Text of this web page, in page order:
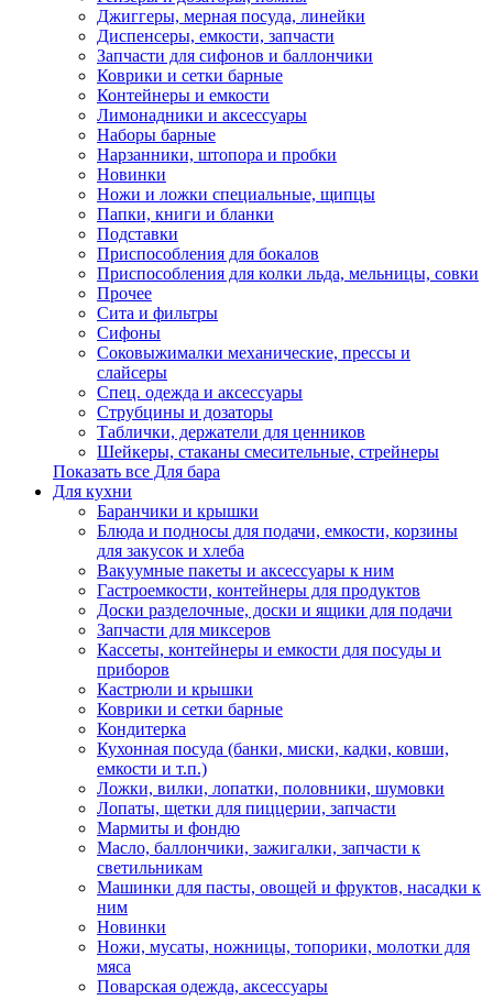
Джиггеры, мерная посуда, линейки
Диспенсеры, емкости, запчасти
Запчасти для сифонов и баллончики
Коврики и сетки барные
Контейнеры и емкости
Лимонадники и аксессуары
Наборы барные
Нарзанники, штопора и пробки
Новинки
Ножи и ложки специальные, щипцы
Папки, книги и бланки
Подставки
Приспособления для бокалов
Приспособления для колки льда, мельницы, совки
Прочее
Сита и фильтры
Сифоны
Соковыжималки механические, прессы и
слайсеры
Спец. одежда и аксессуары
Струбцины и дозаторы
Таблички, держатели для ценников
Шейкеры, стаканы смесительные, стрейнеры
Показать все Для бара
Для кухни
Баранчики и крышки
Блюда и подносы для подачи, емкости, корзины
для закусок и хлеба
Вакуумные пакеты и аксессуары к ним
Гастроемкости, контейнеры для продуктов
Доски разделочные, доски и ящики для подачи
Запчасти для миксеров
Кассеты, контейнеры и емкости для посуды и
приборов
Кастрюли и крышки
Коврики и сетки барные
Кондитерка
Кухонная посуда (банки, миски, кадки, ковши,
емкости и т.п.)
Ложки, вилки, лопатки, половники, шумовки
Лопаты, щетки для пиццерии, запчасти
Мармиты и фондю
Масло, баллончики, зажигалки, запчасти к
светильникам
Машинки для пасты, овощей и фруктов, насадки к
ним
Новинки
Ножи, мусаты, ножницы, топорики, молотки для
мяса
Поварская одежда, аксессуары